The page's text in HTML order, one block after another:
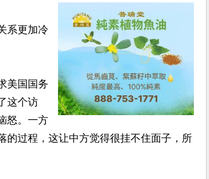
系更加冷
美国国务
这个访
怒。一方
的过程，这让中方觉得很挂不住面子，所